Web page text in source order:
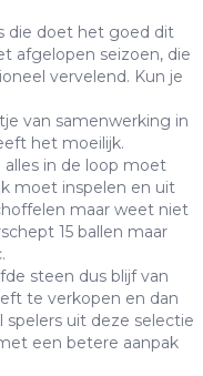
die doet het goed dit
afgelopen seizoen, die
vervelend. Kun je
van samenwerking in
het moeilijk.
alles in de loop moet
moet inspelen en uit
maar weet niet
15 ballen maar
steen dus blijf van
te verkopen en dan
uit deze selectie
een betere aanpak